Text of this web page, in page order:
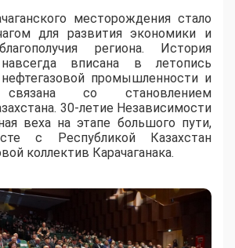
месторождения стало
для развития экономики и
региона. История
навсегда вписана в летопись
нефтегазовой промышленности и
связана со становлением
30-летие Независимости
веха на этапе большого пути,
с Республикой Казахстан
коллектив Карачаганака.